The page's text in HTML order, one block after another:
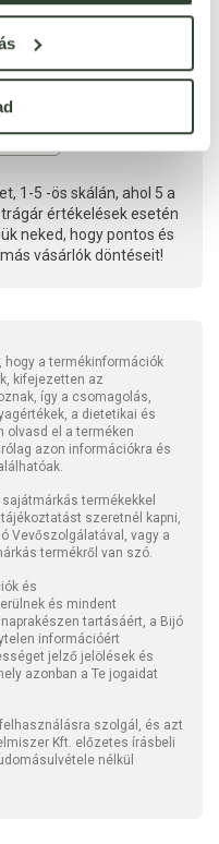
1-5 -ös skálán, ahol 5 a
értékelések esetén
neked, hogy pontos és
vásárlók döntéseit!
hogy a termékinformációk
kifejezetten az
így a csomagolás,
a dietetikai és
olvasd el a terméken
azon információkra és
termékekkel
szeretnél kapni,
Vevőszolgálatával, vagy a
termékről van szó.
és
és mindent
tartásáért, a Bijó
információért
jelző jelölések és
azonban a Te jogaidat
szolgál, és azt
Kft. előzetes írásbeli
nélkül